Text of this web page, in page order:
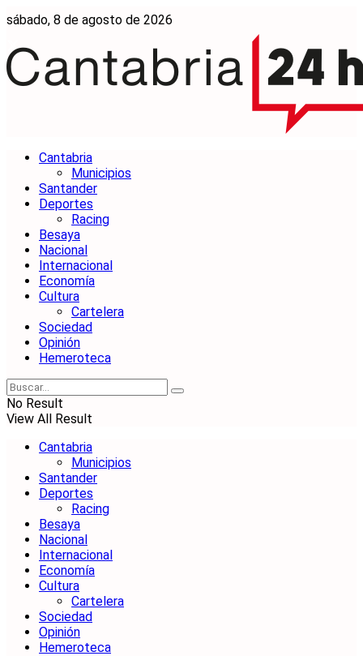
sábado, 8 de agosto de 2026
Cantabria
Municipios
Santander
Deportes
Racing
Besaya
Nacional
Internacional
Economía
Cultura
Cartelera
Sociedad
Opinión
Hemeroteca
No Result
View All Result
Cantabria
Municipios
Santander
Deportes
Racing
Besaya
Nacional
Internacional
Economía
Cultura
Cartelera
Sociedad
Opinión
Hemeroteca